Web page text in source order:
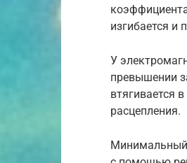
изгибается и
У
превышении
втягивается
расцепления.
Минимальный